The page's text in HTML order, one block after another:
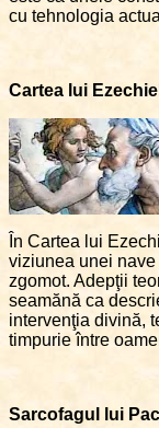
cu tehnologia
Cartea lui Ezechiel
În Cartea lui
viziunea unei
zgomot. Adepţii
seamănă ca
intervenţia divină,
timpurie între
Sarcofagul lui